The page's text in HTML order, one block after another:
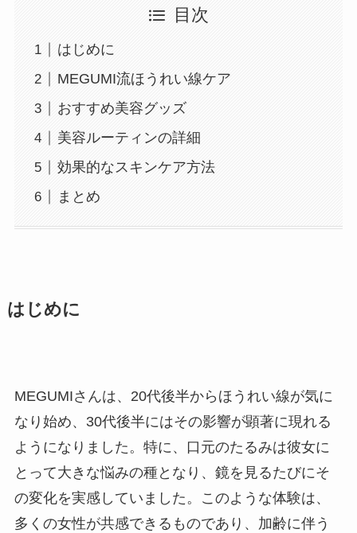
目次
はじめに
MEGUMI流ほうれい線ケア
おすすめ美容グッズ
美容ルーティンの詳細
効果的なスキンケア方法
まとめ
はじめに
MEGUMIさんは、20代後半からほうれい線が気に
なり始め、30代後半にはその影響が顕著に現れる
ようになりました。特に、口元のたるみは彼女に
とって大きな悩みの種となり、鏡を見るたびにそ
の変化を実感していました。このような体験は、
多くの女性が共感できるものであり、加齢に伴う